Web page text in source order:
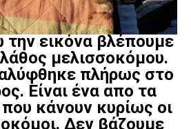
την εικόνα βλέπουμε
μελισσοκόμου.
πλήρως στο
Είναι ένα απο τα
κάνουν κυρίως οι
Δεν βάζουμε